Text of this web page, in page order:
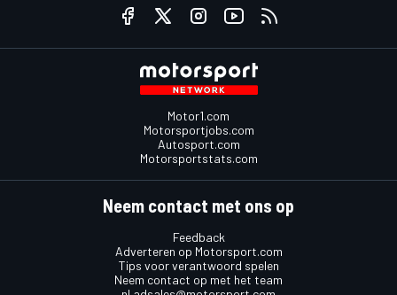
Motor1.com
Motorsportjobs.com
Autosport.com
Motorsportstats.com
Neem contact met ons op
Feedback
Adverteren op Motorsport.com
Tips voor verantwoord spelen
Neem contact op met het team